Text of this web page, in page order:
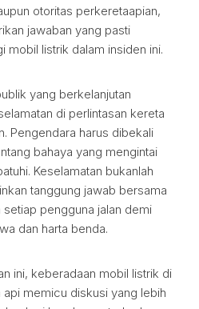
otoritas perkeretaapian,
jawaban yang pasti
mobil listrik dalam insiden ini.
yang berkelanjutan
di perlintasan kereta
Pengendara harus dibekali
bahaya yang mengintai
Keselamatan bukanlah
tanggung jawab bersama
pengguna jalan demi
dan harta benda.
ini, keberadaan mobil listrik di
memicu diskusi yang lebih